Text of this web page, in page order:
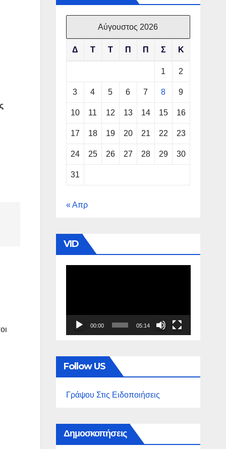
Αύγουστος 2026
Δ Τ Τ Π Π Σ Κ
1 2
3 4 5 6 7 8 9
10 11 12 13 14 15 16
17 18 19 20 21 22 23
24 25 26 27 28 29 30
31
« Απρ
VID
00:00 05:14
Follow US
Γράψου Στις Ειδοποιήσεις
Δημοσκοπήσεις